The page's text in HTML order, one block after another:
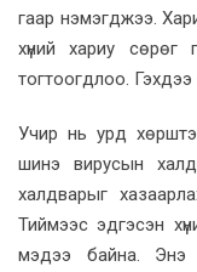
гаар нэмэгджээ.
хүний хариу сөрөг
тогтоогдлоо. Гэхдээ
Учир нь урд
шинэ вирусын
халдварыг
Тиймээс эдгэсэн
мэдээ байна. Энэ